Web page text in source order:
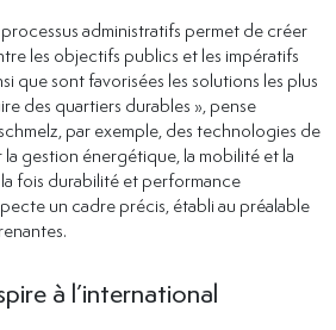
administratifs permet de créer
les objectifs publics et les impératifs
que sont favorisées les solutions les plus
des quartiers durables », pense
par exemple, des technologies de
gestion énergétique, la mobilité et la
fois durabilité et performance
un cadre précis, établi au préalable
à l’international